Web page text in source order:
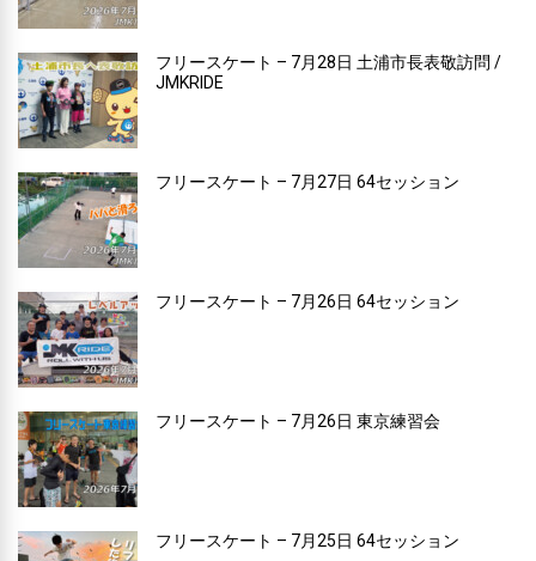
フリースケート – 7月28日 土浦市長表敬訪問 /
JMKRIDE
フリースケート – 7月27日 64セッション
フリースケート – 7月26日 64セッション
フリースケート – 7月26日 東京練習会
フリースケート – 7月25日 64セッション